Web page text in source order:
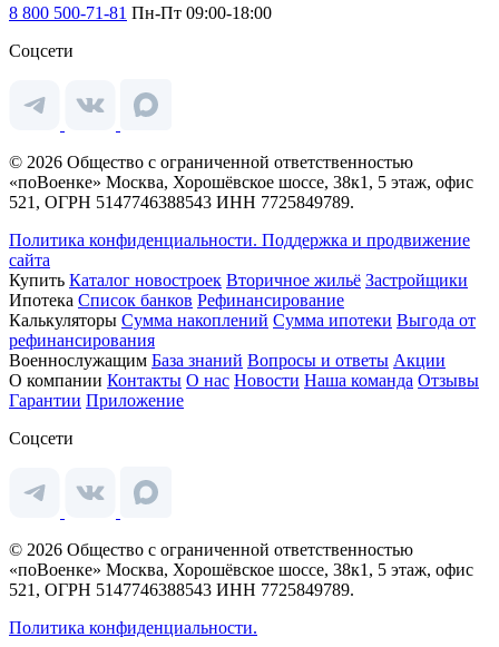
8 800 500-71-81 Пн-Пт 09:00-18:00
Соцсети
© 2026 Общество с ограниченной ответственностью
«поВоенке» Москва, Хорошёвское шоссе, 38к1, 5 этаж, офис
521, ОГРН 5147746388543 ИНН 7725849789.
Политика конфиденциальности. Поддержка и продвижение
сайта
Купить Каталог новостроек Вторичное жильё Застройщики
Ипотека Список банков Рефинансирование
Калькуляторы Сумма накоплений Сумма ипотеки Выгода от
рефинансирования
Военнослужащим База знаний Вопросы и ответы Акции
О компании Контакты О нас Новости Наша команда Отзывы
Гарантии Приложение
Соцсети
© 2026 Общество с ограниченной ответственностью
«поВоенке» Москва, Хорошёвское шоссе, 38к1, 5 этаж, офис
521, ОГРН 5147746388543 ИНН 7725849789.
Политика конфиденциальности.